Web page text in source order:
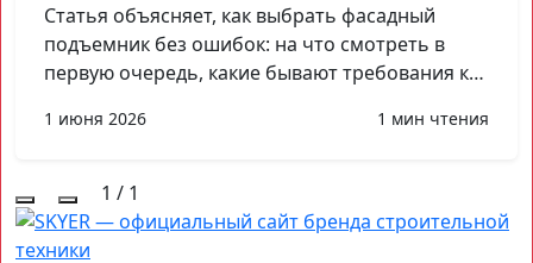
Статья объясняет, как выбрать фасадный
подъемник без ошибок: на что смотреть в
первую очередь, какие бывают требования к…
1 июня 2026 1 мин чтения
1 / 1